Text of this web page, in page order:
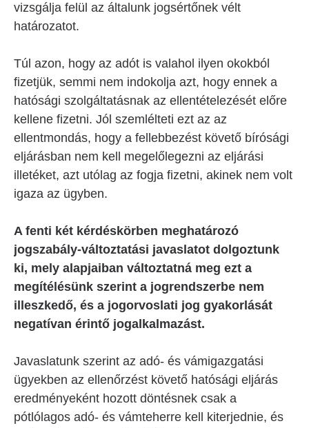
vizsgálja felül az általunk jogsértőnek vélt
határozatot.
Túl azon, hogy az adót is valahol ilyen okokból
fizetjük, semmi nem indokolja azt, hogy ennek a
hatósági szolgáltatásnak az ellentételezését előre
kellene fizetni. Jól szemlélteti ezt az az
ellentmondás, hogy a fellebbezést követő bírósági
eljárásban nem kell megelőlegezni az eljárási
illetéket, azt utólag az fogja fizetni, akinek nem volt
igaza az ügyben.
A fenti két kérdéskörben meghatározó
jogszabály-változtatási javaslatot dolgoztunk
ki, mely alapjaiban változtatná meg ezt a
megítélésünk szerint a jogrendszerbe nem
illeszkedő, és a jogorvoslati jog gyakorlását
negatívan érintő jogalkalmazást.
Javaslatunk szerint az adó- és vámigazgatási
ügyekben az ellenőrzést követő hatósági eljárás
eredményeként hozott döntésnek csak a
pótlólagos adó- és vámteherre kell kiterjednie, és